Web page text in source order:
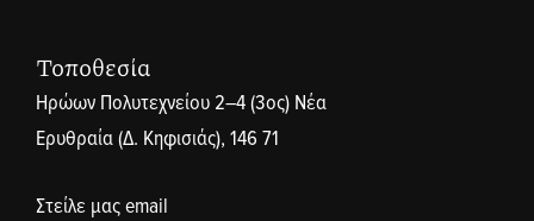
Τοποθεσία
Ηρώων Πολυτεχνείου 2–4 (3ος) Νέα
Ερυθραία (Δ. Κηφισιάς), 146 71
Στείλε μας email